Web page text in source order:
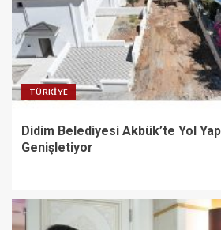
TÜRKIYE
Didim Belediyesi Akbük’te Yol
Genişletiyor